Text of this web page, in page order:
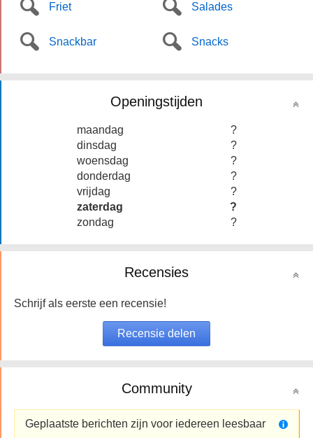
Friet Salades
Snackbar Snacks
Openingstijden
maandag
?
dinsdag
?
woensdag
?
donderdag
?
vrijdag
?
zaterdag
?
zondag
?
Recensies
Schrijf als eerste een recensie!
Community
Geplaatste berichten zijn voor iedereen leesbaar